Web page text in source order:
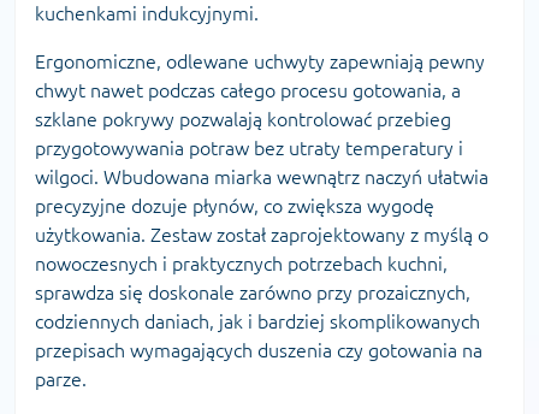
kuchenkami indukcyjnymi.
Ergonomiczne, odlewane uchwyty zapewniają pewny
chwyt nawet podczas całego procesu gotowania, a
szklane pokrywy pozwalają kontrolować przebieg
przygotowywania potraw bez utraty temperatury i
wilgoci. Wbudowana miarka wewnątrz naczyń ułatwia
precyzyjne dozuje płynów, co zwiększa wygodę
użytkowania. Zestaw został zaprojektowany z myślą o
nowoczesnych i praktycznych potrzebach kuchni,
sprawdza się doskonale zarówno przy prozaicznych,
codziennych daniach, jak i bardziej skomplikowanych
przepisach wymagających duszenia czy gotowania na
parze.